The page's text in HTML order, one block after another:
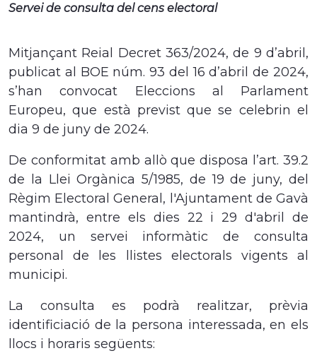
Servei de consulta del cens electoral
Mitjançant Reial Decret 363/2024, de 9 d’abril,
publicat al BOE núm. 93 del 16 d’abril de 2024,
s’han convocat Eleccions al Parlament
Europeu, que està previst que se celebrin el
dia 9 de juny de 2024.
De conformitat amb allò que disposa l’art. 39.2
de la Llei Orgànica 5/1985, de 19 de juny, del
Règim Electoral General, l 'Ajuntament de Gavà
mantindrà, entre els dies 22 i 29 d'abril de
2024, un servei informàtic de consulta
personal de les llistes electorals vigents al
municipi.
La consulta es podrà realitzar, prèvia
identificiació de la persona interessada, en els
llocs i horaris següents: